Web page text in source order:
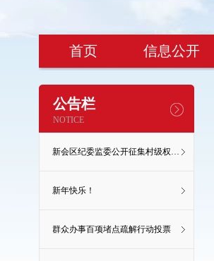
首页 信息公开
公告栏
NOTICE
新会区纪委监委公开征集村级权力监督微视频设计理念
新年快乐！
群众办事百项堵点疏解行动投票